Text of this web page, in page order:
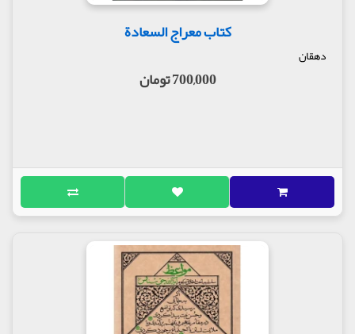
کتاب معراج السعادة
دهقان
700,000 تومان